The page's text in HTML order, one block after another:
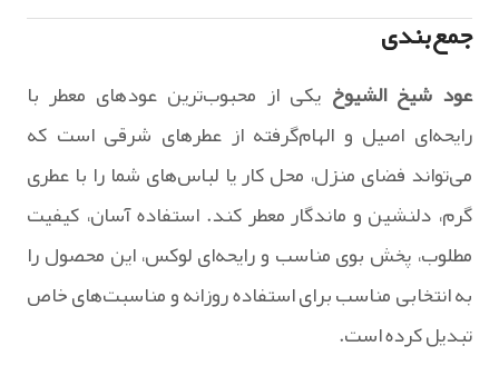
جمع‌بندی
عود شیخ الشیوخ یکی از محبوب‌ترین عودهای معطر با
رایحه‌ای اصیل و الهام‌گرفته از عطرهای شرقی است که
می‌تواند فضای منزل، محل کار یا لباس‌های شما را با عطری
گرم، دلنشین و ماندگار معطر کند. استفاده آسان، کیفیت
مطلوب، پخش بوی مناسب و رایحه‌ای لوکس، این محصول را
به انتخابی مناسب برای استفاده روزانه و مناسبت‌های خاص
تبدیل کرده است.